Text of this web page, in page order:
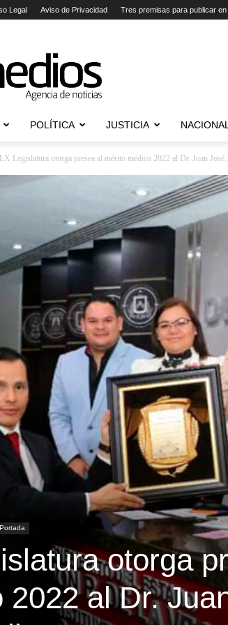
Legal Aviso de Privacidad Tres premisas para publicar en
Agencia
de
Noticias
POLÍTICA JUSTICIA NACIONAL
LX Legislatura otorga presea al mérito médico 2022 al Dr. Juan
otorga
2022 al Dr.